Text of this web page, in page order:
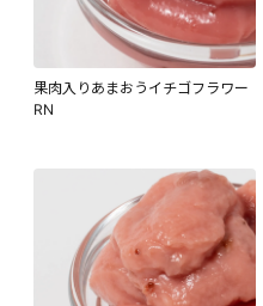
果肉入りあまおうイチゴフラワー
RN